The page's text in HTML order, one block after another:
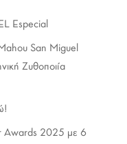
Especial
San Miguel
Ζυθοποιία
Awards 2025 με 6